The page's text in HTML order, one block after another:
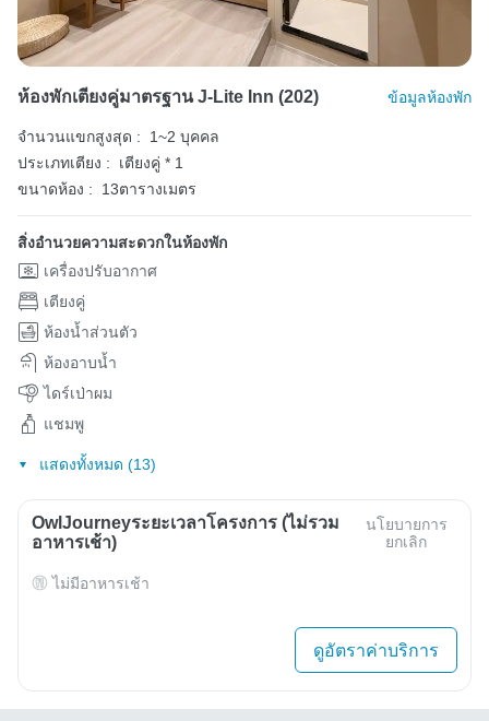
ห้องพักเตียงคู่มาตรฐาน J-Lite Inn (202) ข้อมูลห้องพัก
จำนวนแขกสูงสุด :
1~2 บุคคล
ประเภทเตียง :
เตียงคู่ * 1
ขนาดห้อง :
13ตารางเมตร
สิ่งอำนวยความสะดวกในห้องพัก
เครื่องปรับอากาศ
เตียงคู่
ห้องน้ำส่วนตัว
ห้องอาบน้ำ
ไดร์เป่าผม
แชมพู
แสดงทั้งหมด (13)
OwlJourneyระยะเวลาโครงการ (ไม่รวม
อาหารเช้า)
นโยบายการ
ยกเลิก
ไม่มีอาหารเช้า
ดูอัตราค่าบริการ